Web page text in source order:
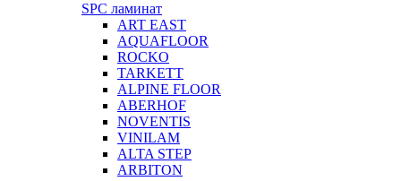
SPC ламинат
ART EAST
AQUAFLOOR
ROCKO
TARKETT
ALPINE FLOOR
ABERHOF
NOVENTIS
VINILAM
ALTA STEP
ARBITON